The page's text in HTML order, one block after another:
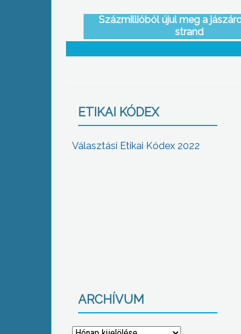
Százmillióból újul meg a
strand
ETIKAI KÓDEX
Választási Etikai Kódex 2022
ARCHÍVUM